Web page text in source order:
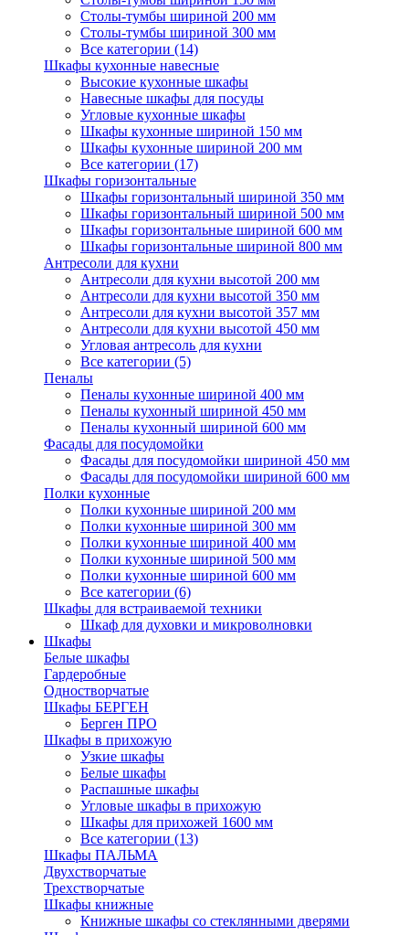
Столы-тумбы шириной 200 мм
Столы-тумбы шириной 300 мм
Все категории (14)
Шкафы кухонные навесные
Высокие кухонные шкафы
Навесные шкафы для посуды
Угловые кухонные шкафы
Шкафы кухонные шириной 150 мм
Шкафы кухонные шириной 200 мм
Все категории (17)
Шкафы горизонтальные
Шкафы горизонтальный шириной 350 мм
Шкафы горизонтальный шириной 500 мм
Шкафы горизонтальные шириной 600 мм
Шкафы горизонтальные шириной 800 мм
Антресоли для кухни
Антресоли для кухни высотой 200 мм
Антресоли для кухни высотой 350 мм
Антресоли для кухни высотой 357 мм
Антресоли для кухни высотой 450 мм
Угловая антресоль для кухни
Все категории (5)
Пеналы
Пеналы кухонные шириной 400 мм
Пеналы кухонный шириной 450 мм
Пеналы кухонный шириной 600 мм
Фасады для посудомойки
Фасады для посудомойки шириной 450 мм
Фасады для посудомойки шириной 600 мм
Полки кухонные
Полки кухонные шириной 200 мм
Полки кухонные шириной 300 мм
Полки кухонные шириной 400 мм
Полки кухонные шириной 500 мм
Полки кухонные шириной 600 мм
Все категории (6)
Шкафы для встраиваемой техники
Шкаф для духовки и микроволновки
Шкафы
Белые шкафы
Гардеробные
Одностворчатые
Шкафы БЕРГЕН
Берген ПРО
Шкафы в прихожую
Узкие шкафы
Белые шкафы
Распашные шкафы
Угловые шкафы в прихожую
Шкафы для прихожей 1600 мм
Все категории (13)
Шкафы ПАЛЬМА
Двухстворчатые
Трехстворчатые
Шкафы книжные
Книжные шкафы со стеклянными дверями